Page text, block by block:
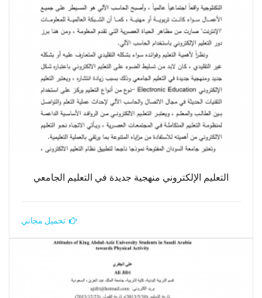
التعليم الإلكتروني منهجية جديدة في التعليم الجامعي
تحميل مجاني